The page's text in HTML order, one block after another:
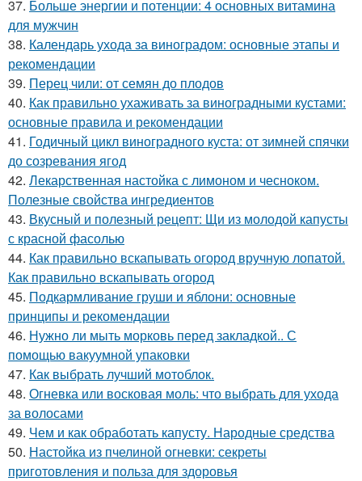
37. Больше энергии и потенции: 4 основных витамина
для мужчин
38. Календарь ухода за виноградом: основные этапы и
рекомендации
39. Перец чили: от семян до плодов
40. Как правильно ухаживать за виноградными кустами:
основные правила и рекомендации
41. Годичный цикл виноградного куста: от зимней спячки
до созревания ягод
42. Лекарственная настойка с лимоном и чесноком.
Полезные свойства ингредиентов
43. Вкусный и полезный рецепт: Щи из молодой капусты
с красной фасолью
44. Как правильно вскапывать огород вручную лопатой.
Как правильно вскапывать огород
45. Подкармливание груши и яблони: основные
принципы и рекомендации
46. Нужно ли мыть морковь перед закладкой.. С
помощью вакуумной упаковки
47. Как выбрать лучший мотоблок.
48. Огневка или восковая моль: что выбрать для ухода
за волосами
49. Чем и как обработать капусту. Народные средства
50. Настойка из пчелиной огневки: секреты
приготовления и польза для здоровья